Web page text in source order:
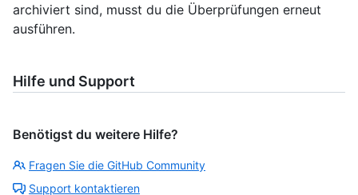
archiviert sind, musst du die Überprüfungen erneut
ausführen.
Hilfe und Support
Benötigst du weitere Hilfe?
Fragen Sie die GitHub Community
Support kontaktieren